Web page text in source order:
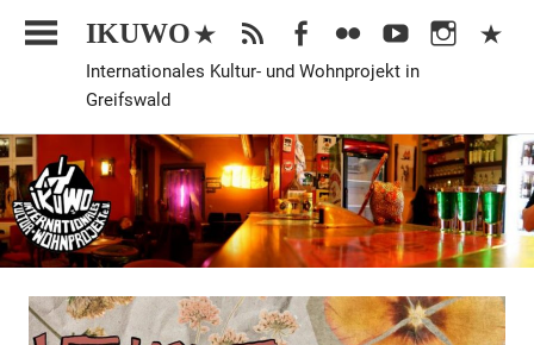
Inhalt
IKUWO
Internationales Kultur- und Wohnprojekt in
Greifswald
Veranstaltung